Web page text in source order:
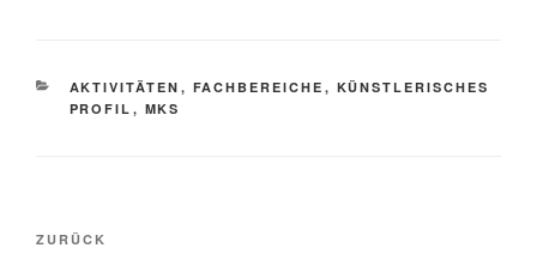
KATEGORIEN
AKTIVITÄTEN , FACHBEREICHE , KÜNSTLERISCHES
PROFIL , MKS
Beitragsnavigation
Vorheriger
ZURÜCK